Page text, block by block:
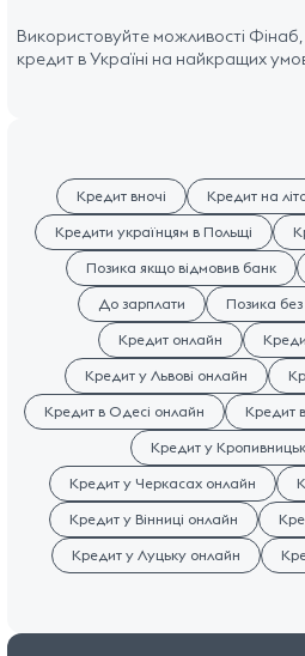
Використовуйте можливості
кредит в Україні на найкращих
Кредит вночі Кредит на
Кредити українцям в Польщі
Позика якщо відмовив банк
До зарплати
Позика
Кредит онлайн
Кредит у Львові онлайн
Кредит в Одесі онлайн
Кредит
Кредит у
Кредит у Черкасах онлайн
Кредит у Вінниці онлайн
Кредит у Луцьку онлайн